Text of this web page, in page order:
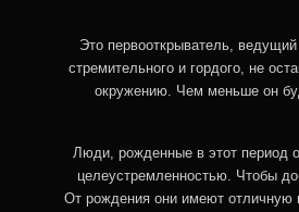
Это первооткрыватель,
стремительного и гордого, не
окружению. Чем меньше он
Люди, рожденные в этот период
целеустремленностью. Чтобы
От рождения они имеют отличную